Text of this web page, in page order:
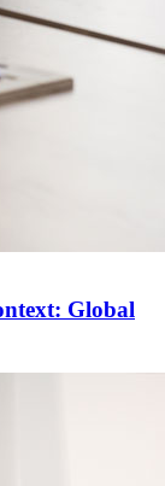
Global